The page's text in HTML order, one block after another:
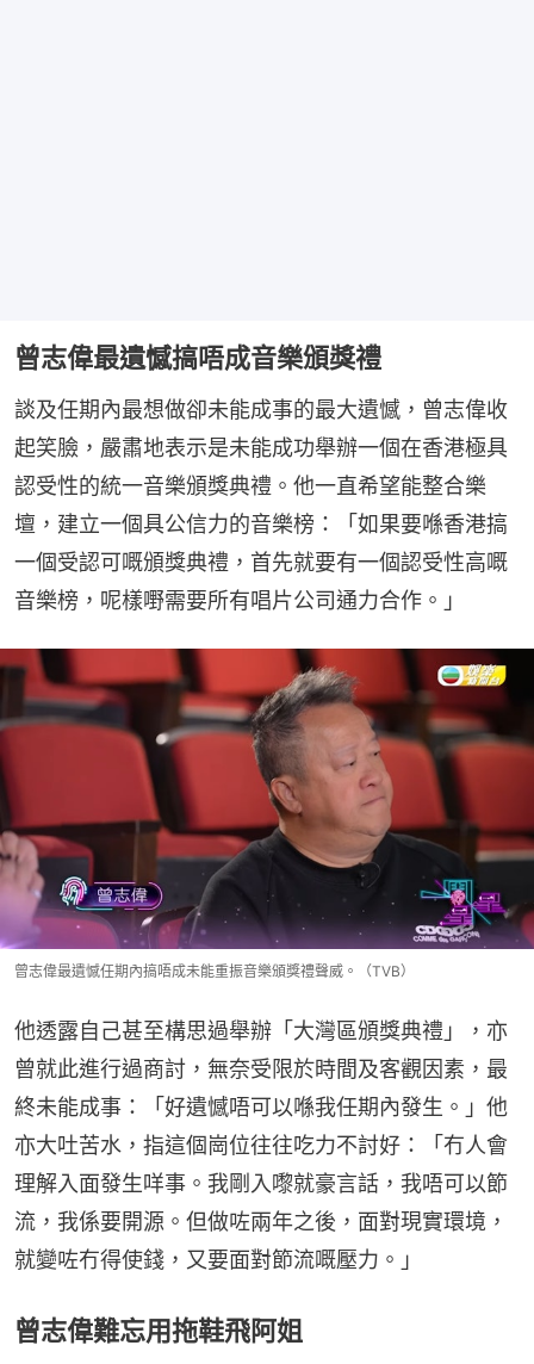
曾志偉最遺憾搞唔成音樂頒獎禮
談及任期內最想做卻未能成事的最大遺憾，曾志偉收
起笑臉，嚴肅地表示是未能成功舉辦一個在香港極具
認受性的統一音樂頒獎典禮。他一直希望能整合樂
壇，建立一個具公信力的音樂榜：「如果要喺香港搞
一個受認可嘅頒獎典禮，首先就要有一個認受性高嘅
音樂榜，呢樣嘢需要所有唱片公司通力合作。」
曾志偉最遺憾任期內搞唔成未能重振音樂頒獎禮聲威。（TVB）
他透露自己甚至構思過舉辦「大灣區頒獎典禮」，亦
曾就此進行過商討，無奈受限於時間及客觀因素，最
終未能成事：「好遺憾唔可以喺我任期內發生。」他
亦大吐苦水，指這個崗位往往吃力不討好：「冇人會
理解入面發生咩事。我剛入嚟就豪言話，我唔可以節
流，我係要開源。但做咗兩年之後，面對現實環境，
就變咗冇得使錢，又要面對節流嘅壓力。」
曾志偉難忘用拖鞋飛阿姐